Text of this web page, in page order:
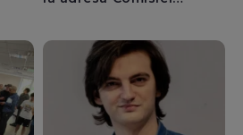
pentru instaurarea
„cenzurii” pe platforma X